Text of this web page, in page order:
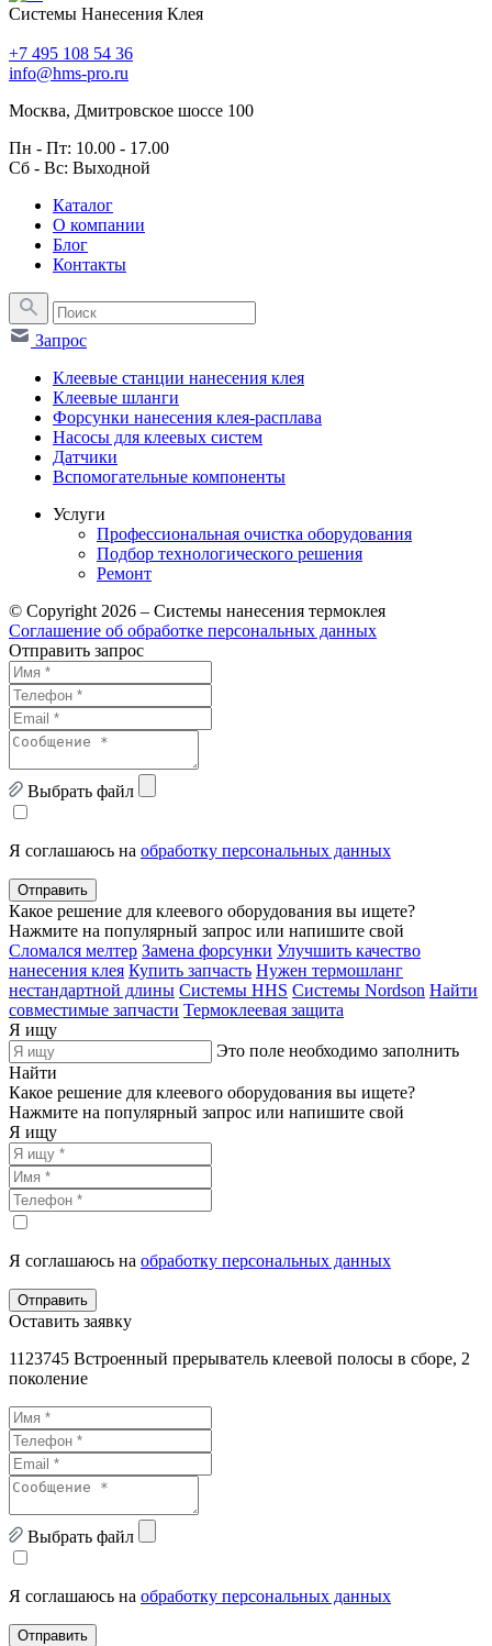
Системы Нанесения Клея
+7 495 108 54 36
info@hms-pro.ru
Москва, Дмитровское шоссе 100
Пн - Пт: 10.00 - 17.00
Сб - Вс: Выходной
Каталог
О компании
Блог
Контакты
Запрос
Клеевые станции нанесения клея
Клеевые шланги
Форсунки нанесения клея-расплава
Насосы для клеевых систем
Датчики
Вспомогательные компоненты
Услуги
Профессиональная очистка оборудования
Подбор технологического решения
Ремонт
© Copyright 2026 – Системы нанесения термоклея
Соглашение об обработке персональных данных
Отправить запрос
Выбрать файл
Я соглашаюсь на обработку персональных данных
Отправить
Какое решение для клеевого оборудования вы ищете?
Нажмите на популярный запрос или напишите свой
Сломался мелтер Замена форсунки Улучшить качество
нанесения клея Купить запчасть Нужен термошланг
нестандартной длины Системы HHS Системы Nordson Найти
совместимые запчасти Термоклеевая защита
Я ищу
Это поле необходимо заполнить
Найти
Какое решение для клеевого оборудования вы ищете?
Нажмите на популярный запрос или напишите свой
Я ищу
Я соглашаюсь на обработку персональных данных
Отправить
Оставить заявку
1123745 Встроенный прерыватель клеевой полосы в сборе, 2
поколение
Выбрать файл
Я соглашаюсь на обработку персональных данных
Отправить